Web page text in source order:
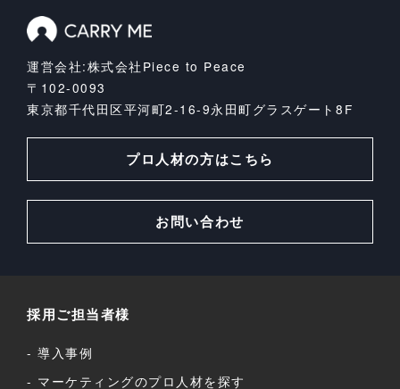
運営会社:株式会社Piece to Peace
〒102-0093
東京都千代田区平河町2-16-9永田町グラスゲート8F
プロ人材の方はこちら
お問い合わせ
採用ご担当者様
導入事例
マーケティングのプロ人材を探す